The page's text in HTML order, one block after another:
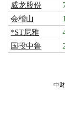
威龙股份
会稽山
*ST尼雅
国投中鲁
中